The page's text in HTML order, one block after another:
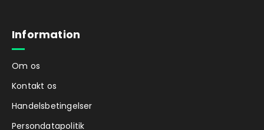
Information
Om os
Kontakt os
Handelsbetingelser
Persondatapolitik